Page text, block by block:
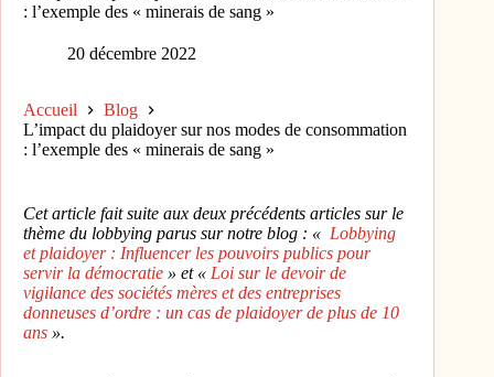
: l’exemple des « minerais de sang »
20 décembre 2022
Accueil
Blog
L’impact du plaidoyer sur nos modes de consommation
: l’exemple des « minerais de sang »
Cet article fait suite aux deux précédents articles sur le
thème du lobbying parus sur notre blog : « Lobbying
et plaidoyer : Influencer les pouvoirs publics pour
servir la démocratie » et « Loi sur le devoir de
vigilance des sociétés mères et des entreprises
donneuses d’ordre : un cas de plaidoyer de plus de 10
ans ».